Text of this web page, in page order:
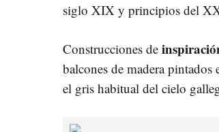
siglo XIX y principios del
Construcciones de
balcones de madera pintados
el gris habitual del cielo